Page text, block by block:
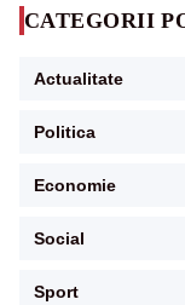
CATEGORII
Actualitate
Politica
Economie
Social
Sport